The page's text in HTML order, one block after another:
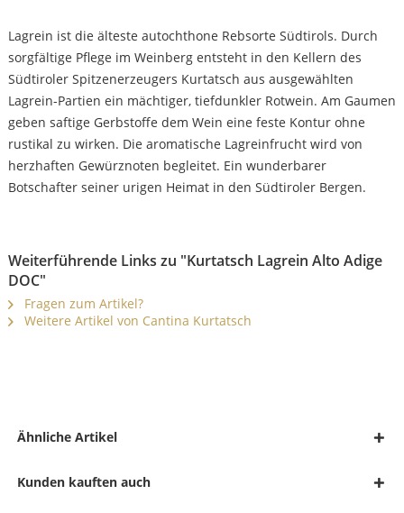
Lagrein ist die älteste autochthone Rebsorte Südtirols. Durch
sorgfältige Pflege im Weinberg entsteht in den Kellern des
Südtiroler Spitzenerzeugers Kurtatsch aus ausgewählten
Lagrein-Partien ein mächtiger, tiefdunkler Rotwein. Am Gaumen
geben saftige Gerbstoffe dem Wein eine feste Kontur ohne
rustikal zu wirken. Die aromatische Lagreinfrucht wird von
herzhaften Gewürznoten begleitet. Ein wunderbarer
Botschafter seiner urigen Heimat in den Südtiroler Bergen.
Weiterführende Links zu "Kurtatsch Lagrein Alto Adige
DOC"
Fragen zum Artikel?
Weitere Artikel von Cantina Kurtatsch
Ähnliche Artikel
Kunden kauften auch